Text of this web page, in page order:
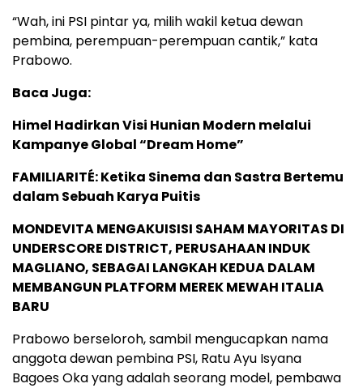
“Wah, ini PSI pintar ya, milih wakil ketua dewan
pembina, perempuan-perempuan cantik,” kata
Prabowo.
Baca Juga:
Himel Hadirkan Visi Hunian Modern melalui
Kampanye Global “Dream Home”
FAMILIARITÉ: Ketika Sinema dan Sastra Bertemu
dalam Sebuah Karya Puitis
MONDEVITA MENGAKUISISI SAHAM MAYORITAS DI
UNDERSCORE DISTRICT, PERUSAHAAN INDUK
MAGLIANO, SEBAGAI LANGKAH KEDUA DALAM
MEMBANGUN PLATFORM MEREK MEWAH ITALIA
BARU
Prabowo berseloroh, sambil mengucapkan nama
anggota dewan pembina PSI, Ratu Ayu Isyana
Bagoes Oka yang adalah seorang model, pembawa